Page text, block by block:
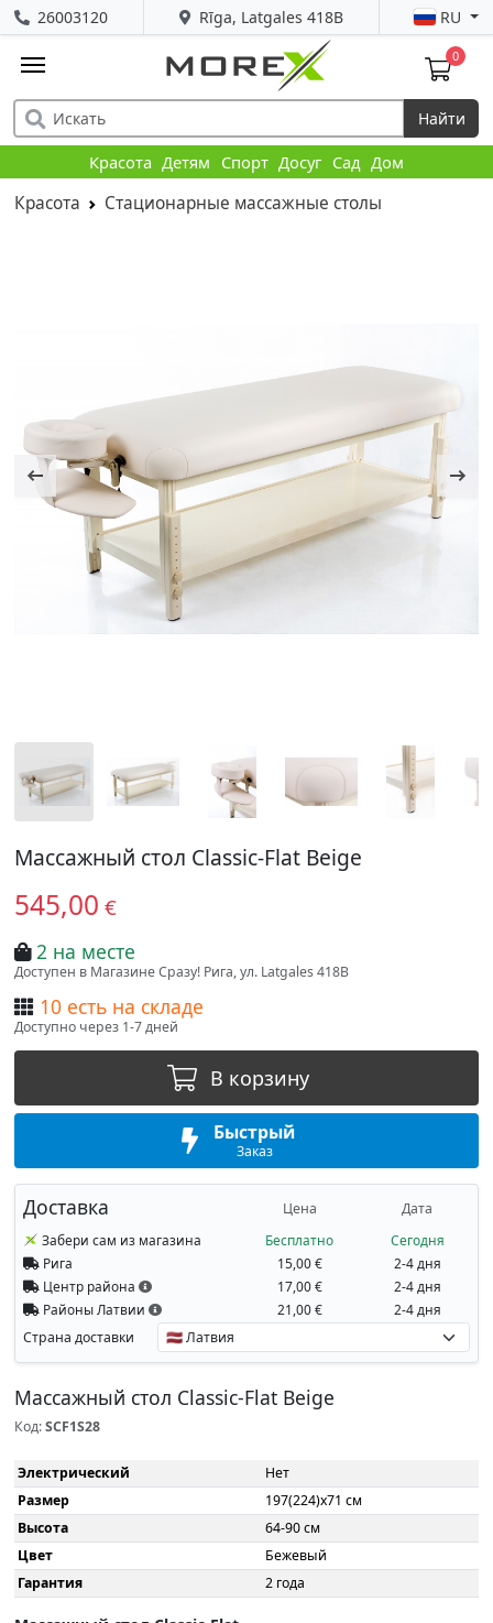
Rīga, Latgales 418B
26003120 RU
0
Найти
Красота Детям Спорт Досуг Сад Дом
Красота Стационарные массажные столы
Массажный стол Classic-Flat Beige
545,00 €
2 на месте
Доступен в Магазине Сразу! Рига, ул. Latgales 418B
10 есть на складе
Доступно через 1-7 дней
В корзину
Быстрый
Заказ
Доставка Цена Дата
Забери сам из магазина Бесплатно
Сегодня
Рига
15,00 €
2-4 дня
Центр района
17,00 €
2-4 дня
Районы Латвии
21,00 € 2-4 дня
Страна доставки
Массажный стол Classic-Flat Beige
Код:SCF1S28
Электрический
Нет
Размер
197(224)x71 см
Высота
64-90 см
Цвет
Бежевый
Гарантия
2 года